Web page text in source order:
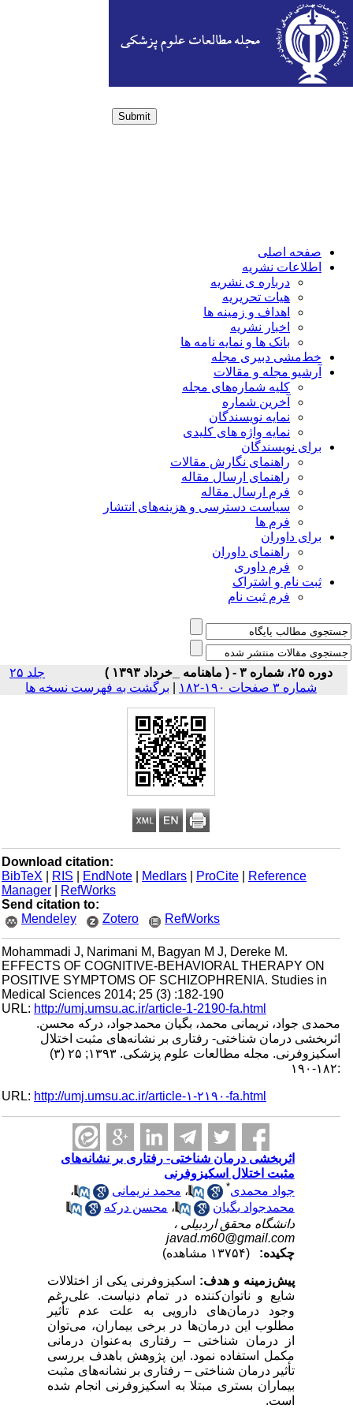
Submit
صفحه اصلی
اطلاعات نشریه
درباره ی نشریه
هیات تحریریه
اهداف و زمینه ها
اخبار نشریه
بانک ها و نمایه نامه ها
خط‌مشی دبیری مجله
آرشیو مجله و مقالات
کلیه شماره‌های مجله
آخرین شماره
نمایه نویسندگان
نمایه واژه های کلیدی
برای نویسندگان
راهنمای نگارش مقالات
راهنمای ارسال مقاله
فرم ارسال مقاله
سیاست دسترسی و هزینه‌های انتشار
فرم ها
برای داوران
راهنمای داوران
فرم داوری
ثبت نام و اشتراک
فرم ثبت نام
دوره ۲۵، شماره ۳ - ( ماهنامه _خرداد ۱۳۹۳ )
جلد ۲۵
شماره ۳ صفحات ۱۹۰-۱۸۲
| برگشت به فهرست نسخه ها
Download citation:
BibTeX
| RIS |EndNote |Medlars |ProCite |Reference
Manager
|RefWorks
Send citation to:
Mendeley
Zotero RefWorks
Mohammadi J, Narimani M, Bagyan M J, Dereke M.
EFFECTS OF COGNITIVE-BEHAVIORAL THERAPY ON
POSITIVE SYMPTOMS OF SCHIZOPHRENIA. Studies in
Medical Sciences 2014; 25 (3) :182-190
URL:http://umj.umsu.ac.ir/article-1-2190-fa.html
محمدی جواد، نریمانی محمد، بگیان محمدجواد، درکه محسن.
اثربخشی درمان شناختی- رفتاری بر نشانه‌های مثبت اختلال
اسکیزوفرنی. مجله مطالعات علوم پزشکی. ۱۳۹۳; ۲۵ (۳)
URL:http://umj.umsu.ac.ir/article-۱-۲۱۹۰-fa.html
اثربخشی درمان شناختی- رفتاری بر نشانه‌های
مثبت اختلال اسکیزوفرنی
جواد محمدی* ،محمد نریمانی
،
محمدجواد بگیان
،محسن درکه
دانشگاه محقق اردبیلی ،
javad.m60@gmail.com
چکیده:
پیش‌زمینه و هدف:اسکیزوفرنی یکی از اختلالات
شایع و ناتوان‌کننده در تمام دنیاست. علی‌رغم
وجود درمان‌های دارویی به علت عدم تأثیر
مطلوب این درمان‌ها در برخی بیماران، می‌توان
از درمان شناختی – رفتاری به‌عنوان درمانی
مکمل استفاده نمود. این پژوهش باهدف بررسی
تأثیر درمان شناختی – رفتاری بر نشانه‌های مثبت
بیماران بستری مبتلا به اسکیزوفرنی انجام شده
است.